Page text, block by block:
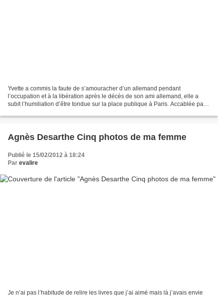
Yvette a commis la faute de s’amouracher d’un allemand pendant
l’occupation et à la libération après le décès de son ami allemand, elle a
subit l’humiliation d’être tondue sur la place publique à Paris. Accablée par
Agnès Desarthe Cinq photos de ma femme
Publié le 15/02/2012 à 18:24
Par evalire
Je n’ai pas l’habitude de relire les livres que j’ai aimé mais là j’avais envie